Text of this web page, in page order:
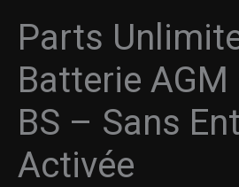
Parts
Batterie AGM
BS – Sans
Activée